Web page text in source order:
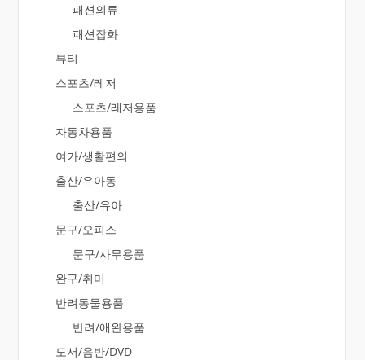
패션의류
패션잡화
뷰티
스포츠/레저
스포츠/레저용품
자동차용품
여가/생활편의
출산/유아동
출산/유아
문구/오피스
문구/사무용품
완구/취미
반려동물용품
반려/애완용품
도서/음반/DVD